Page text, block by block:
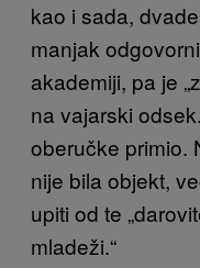
kao i sada,
manjak
akademiji, pa je
na vajarski
oberučke primio.
nije bila objekt,
upiti od te
mladeži.“